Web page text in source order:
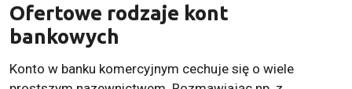
Ofertowe rodzaje kont
bankowych
Konto w banku komercyjnym cechuje się o wiele